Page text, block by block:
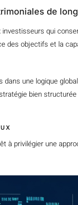
de
qui
des objectifs et la
une logique
bien
à privilégier une